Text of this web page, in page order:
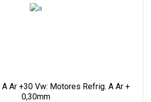
Ar +30 Vw: Motores Refrig. A Ar +
0,30mm